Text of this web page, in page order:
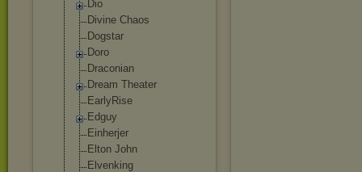
Dio
Divine Chaos
Dogstar
Doro
Draconian
Dream Theater
EarlyRise
Edguy
Einherjer
Elton John
Elvenking